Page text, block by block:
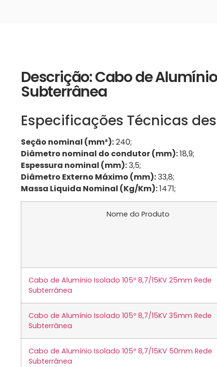
Descrição: Cabo de
Subterrânea
Especificações Técnicas
Seção nominal (mm²):240;
Diâmetro nominal do condutor (mm):18,9;
Espessura nominal (mm):3,5;
Diâmetro Externo Máximo (mm):33,8;
Massa Liquida Nominal (Kg/Km):1471;
Nome do Produto
Cabo de Alumínio Isolado 105º 8,7/15KV 25mm Rede
Subterrânea
Cabo de Alumínio Isolado 105º 8,7/15KV 35mm Rede
Subterrânea
Cabo de Alumínio Isolado 105º 8,7/15KV 50mm Rede
Subterrânea